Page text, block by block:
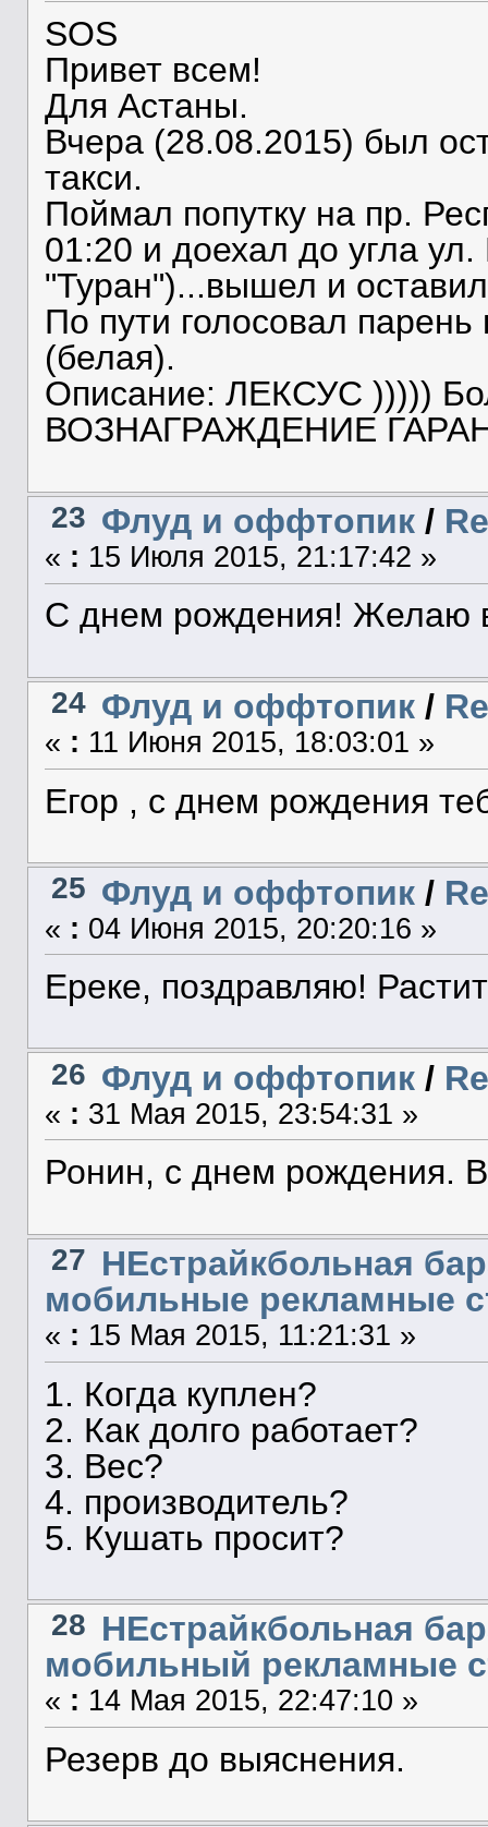
SOS
Привет всем!
Для Астаны.
Вчера (28.08.2015) был
такси.
Поймал попутку на пр.
01:20 и доехал до угла
"Туран")...вышел и
По пути голосовал
(белая).
Описание: ЛЕКСУС )))))
ВОЗНАГРАЖДЕНИЕ
23 Флуд и оффтопик/
« : 15 Июля 2015, 21:17:42 »
С днем рождения! Желаю
24 Флуд и оффтопик/
« : 11 Июня 2015, 18:03:01 »
Егор , с днем рождения
25 Флуд и оффтопик/
« : 04 Июня 2015, 20:20:16 »
Ереке, поздравляю!
26 Флуд и оффтопик/
« : 31 Мая 2015, 23:54:31 »
Ронин, с днем рождения.
27 НЕстрайкбольная
мобильные рекламные
« : 15 Мая 2015, 11:21:31 »
1. Когда куплен?
2. Как долго работает?
3. Вес?
4. производитель?
5. Кушать просит?
28 НЕстрайкбольная
мобильный рекламные
« : 14 Мая 2015, 22:47:10 »
Резерв до выяснения.